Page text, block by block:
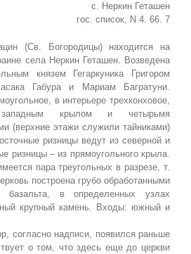
с. Неркин Геташен
гос. список, N 4. 66. 7
(Св. Богородицы) находится на
села Неркин Геташен. Возведена
князем Гегаркуника Григором
Габура и Мариам Багратуни.
в интерьере трехконховое,
крылом и четырьмя
(верхние этажи служили тайниками)
ризницы ведут из северной и
ризницы – из прямоугольного крыла.
пара треугольных в разрезе, т.
построена грубо обработанными
в определенных узлах
крупный камень. Входы: южный и
согласно надписи, появился раньше
о том, что здесь еще до церкви